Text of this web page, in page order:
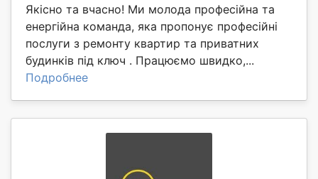
Якісно та вчасно! Ми молода професійна та
енергійна команда, яка пропонує професійні
послуги з ремонту квартир та приватних
будинків під ключ . Працюємо швидко,...
Подробнее